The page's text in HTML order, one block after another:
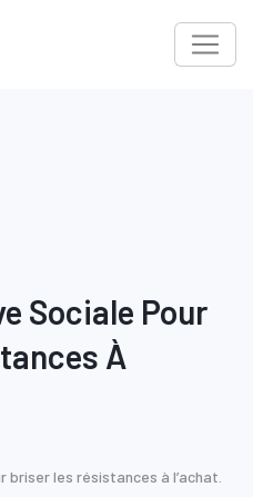
Sociale Pour
À
les résistances à l’achat.